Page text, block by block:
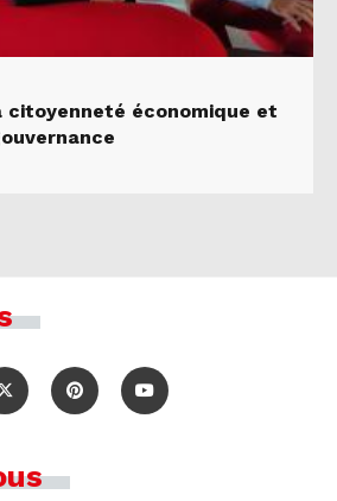
citoyenneté économique et